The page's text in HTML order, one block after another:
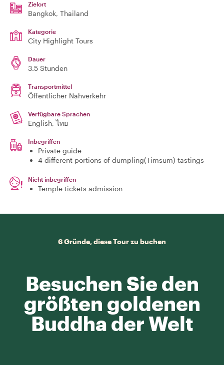
Zielort
Bangkok, Thailand
Kategorie
City Highlight Tours
Dauer
3.5 Stunden
Transportmittel
Öffentlicher Nahverkehr
Verfügbare Sprachen
English, ไทย
Inbegriffen
Private guide
4 different portions of dumpling(Timsum) tastings
Nicht inbegriffen
Temple tickets admission
6 Gründe, diese Tour zu buchen
Besuchen Sie den
größten goldenen
Buddha der Welt